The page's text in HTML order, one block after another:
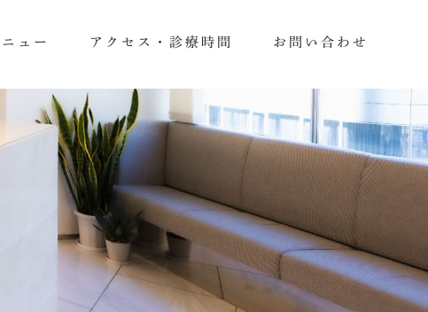
ュー アクセス・診療時間 お問い合わせ